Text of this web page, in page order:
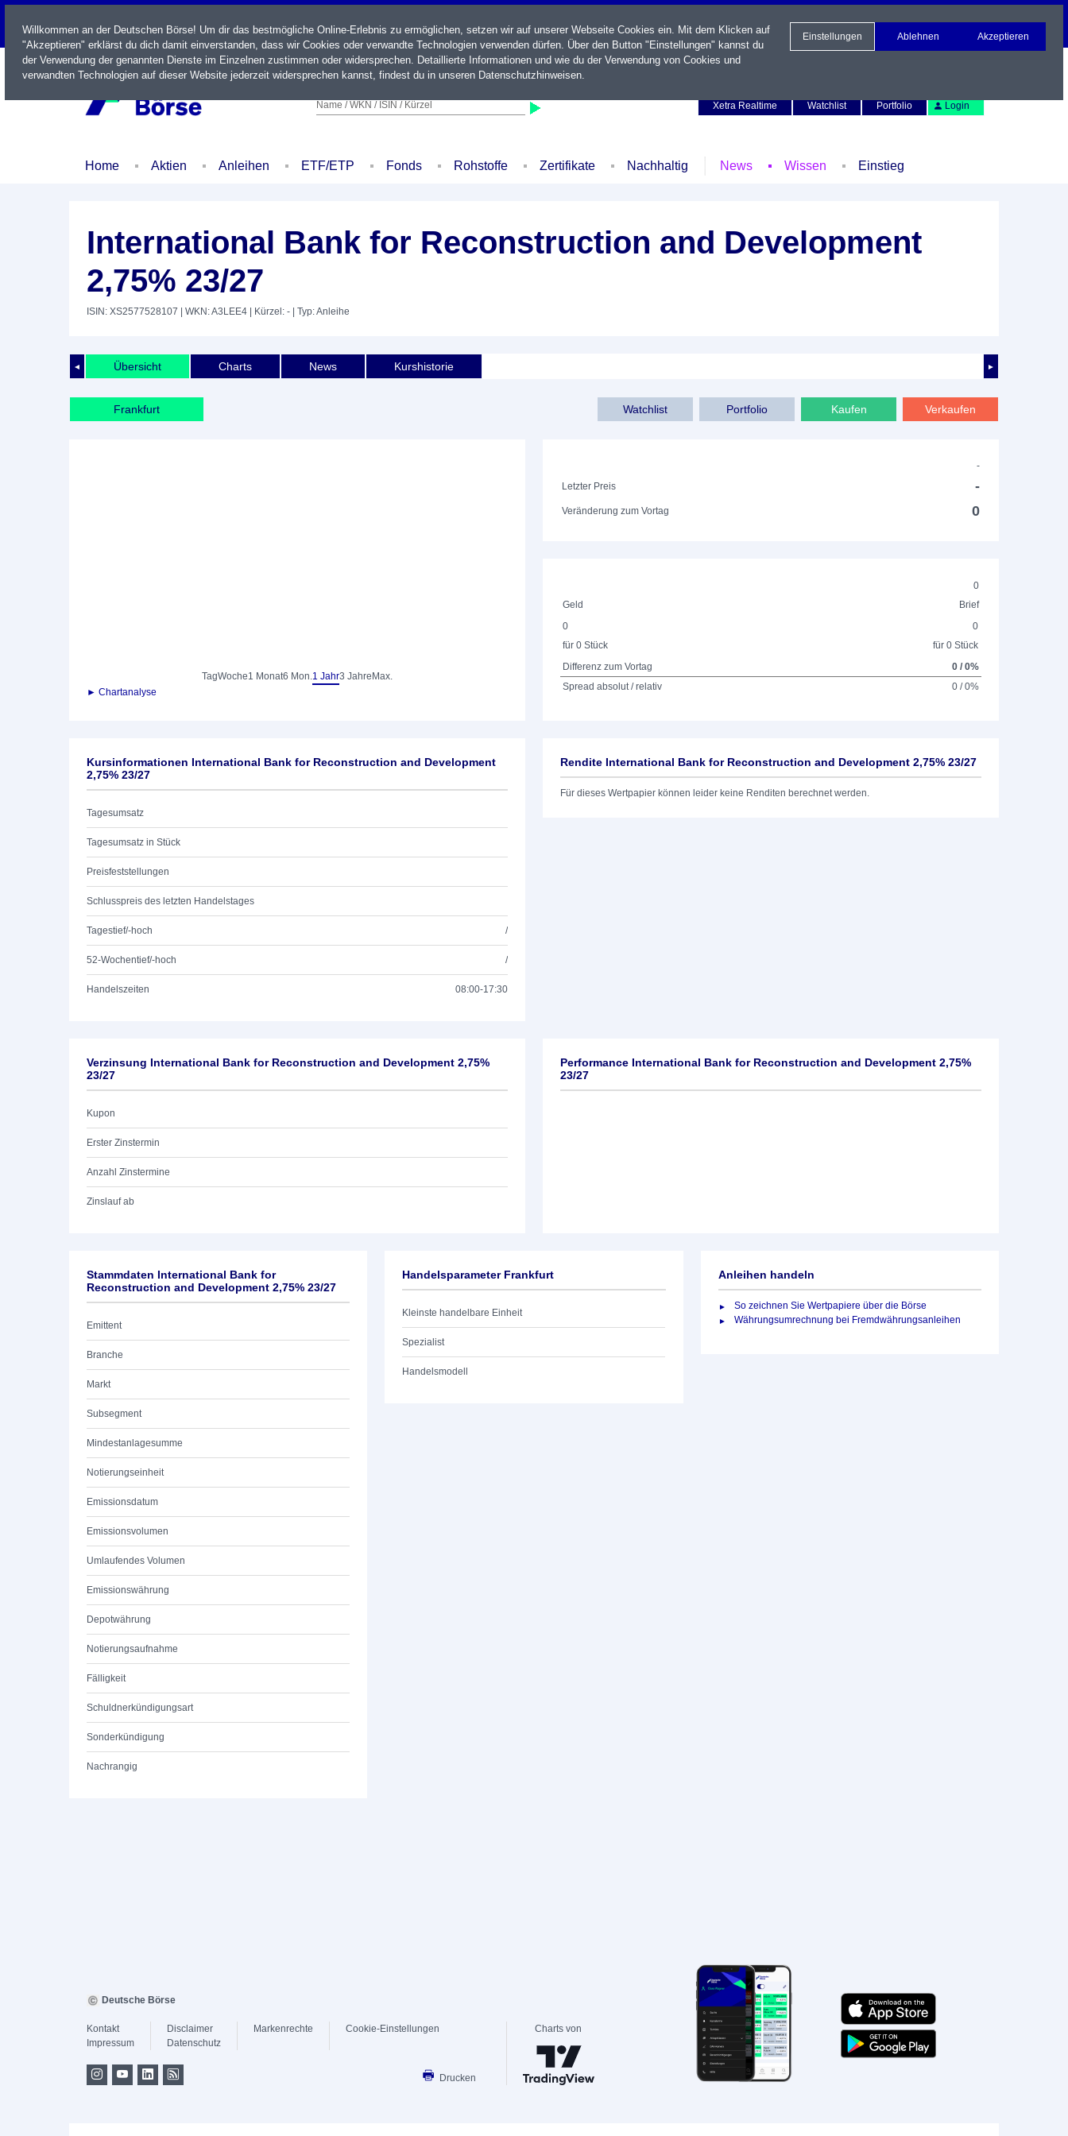
LIVE
Name / WKN / ISIN / Kürzel
Xetra Realtime
Watchlist Portfolio Login
Home Aktien Anleihen ETF/ETP Fonds Rohstoffe Zertifikate Nachhaltig News Wissen Einstieg
International Bank for Reconstruction and Development
2,75% 23/27
ISIN: XS2577528107 | WKN: A3LEE4 | Kürzel: - | Typ: Anleihe
◄ ►
Übersicht Charts News Kurshistorie
Frankfurt Verkaufen
Kaufen
Portfolio
Watchlist
TagWoche1 Monat6 Mon.1 Jahr3 Jahre Max.
► Chartanalyse
-
Letzter Preis
-
Veränderung zum Vortag 0
0
Geld
Brief
0
für 0 Stück
0
für 0 Stück
Differenz zum Vortag
0 / 0%
Spread absolut / relativ
0 / 0%
Kursinformationen International Bank for Reconstruction and Development
2,75% 23/27
Tagesumsatz
Tagesumsatz in Stück
Preisfeststellungen
Schlusspreis des letzten Handelstages
Tagestief/-hoch /
52-Wochentief/-hoch /
Handelszeiten 08:00-17:30
Rendite International Bank for Reconstruction and Development 2,75% 23/27
Für dieses Wertpapier können leider keine Renditen berechnet werden.
Verzinsung International Bank for Reconstruction and Development 2,75%
23/27
Kupon
Erster Zinstermin
Anzahl Zinstermine
Zinslauf ab
Performance International Bank for Reconstruction and Development 2,75%
23/27
Stammdaten International Bank for
Reconstruction and Development 2,75% 23/27
Emittent
Branche
Markt
Subsegment
Mindestanlagesumme
Notierungseinheit
Emissionsdatum
Emissionsvolumen
Umlaufendes Volumen
Emissionswährung
Depotwährung
Notierungsaufnahme
Fälligkeit
Schuldnerkündigungsart
Sonderkündigung
Nachrangig
Handelsparameter Frankfurt
Kleinste handelbare Einheit
Spezialist
Handelsmodell
Anleihen handeln
So zeichnen Sie Wertpapiere über die Börse
Währungsumrechnung bei Fremdwährungsanleihen
Willkommen an der Deutschen Börse! Um dir das bestmögliche Online-Erlebnis zu ermöglichen, setzen wir auf unserer Webseite Cookies ein. Mit dem Klicken auf
"Akzeptieren" erklärst du dich damit einverstanden, dass wir Cookies oder verwandte Technologien verwenden dürfen. Über den Button "Einstellungen" kannst du
der Verwendung der genannten Dienste im Einzelnen zustimmen oder widersprechen. Detaillierte Informationen und wie du der Verwendung von Cookies und
verwandten Technologien auf dieser Website jederzeit widersprechen kannst, findest du in unseren Datenschutzhinweisen.
Einstellungen Ablehnen Akzeptieren
Deutsche Börse
Kontakt
Impressum
Disclaimer
Datenschutz
Markenrechte Cookie-Einstellungen
Drucken
Charts von